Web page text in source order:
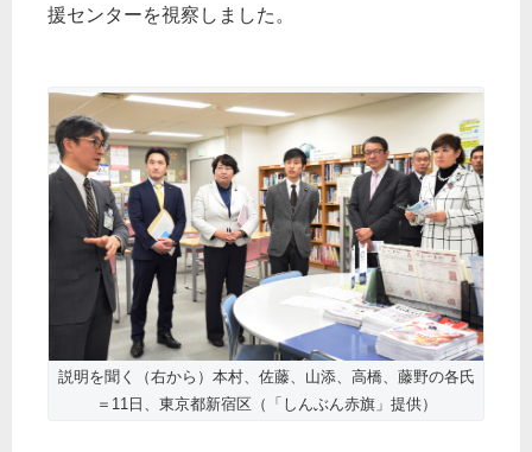
援センターを視察しました。
説明を聞く（右から）本村、佐藤、山添、高橋、藤野の各氏
＝11日、東京都新宿区（「しんぶん赤旗」提供）